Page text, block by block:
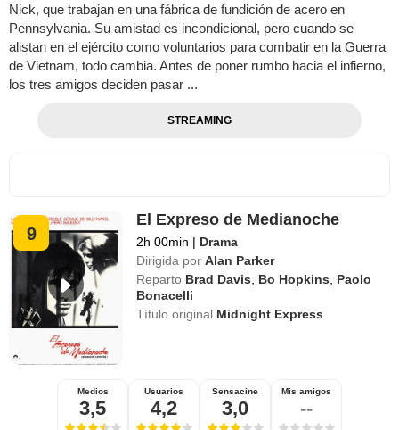
Nick, que trabajan en una fábrica de fundición de acero en
Pennsylvania. Su amistad es incondicional, pero cuando se
alistan en el ejército como voluntarios para combatir en la Guerra
de Vietnam, todo cambia. Antes de poner rumbo hacia el infierno,
los tres amigos deciden pasar ...
STREAMING
9
El Expreso de Medianoche
2h 00min | Drama
Dirigida por Alan Parker
Reparto Brad Davis Bo Hopkins
Paolo
Bonacelli
Título original Midnight Express
Medios
3,5
Usuarios
4,2
Sensacine
3,0
Mis amigos
--